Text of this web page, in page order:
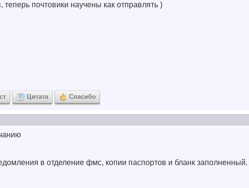
теперь почтовики научены как отправлять )
Цитата Спасибо
в отделение фмс, копии паспортов и бланк заполненный.